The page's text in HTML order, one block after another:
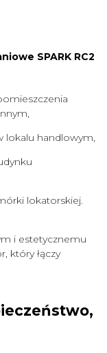
SPARK RC2
lokalu handlowym,
lokatorskiej.
i estetycznemu
który łączy